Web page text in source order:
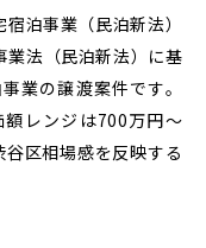
泊事業（民泊新法）
業法（民泊新法）に基
業の譲渡案件です。
レンジは700万円〜
区相場感を反映する